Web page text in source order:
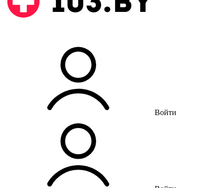
Войти